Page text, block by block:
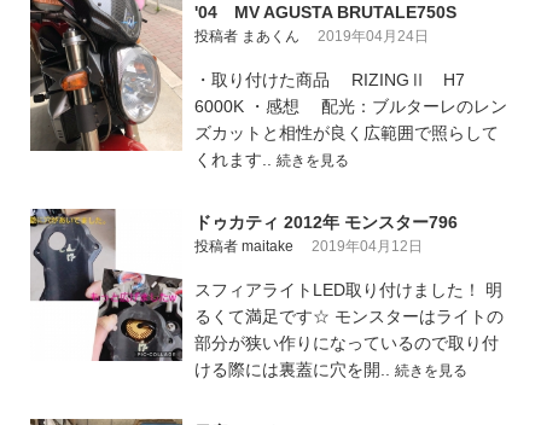
'04 MV AGUSTA BRUTALE750S
投稿者 まあくん 2019年04月24日
・取り付けた商品 RIZINGⅡ H7
6000K ・感想 配光：ブルターレのレン
ズカットと相性が良く広範囲で照らして
くれます.. 続きを見る
ドゥカティ 2012年 モンスター796
投稿者 maitake 2019年04月12日
スフィアライトLED取り付けました！ 明
るくて満足です☆ モンスターはライトの
部分が狭い作りになっているので取り付
ける際には裏蓋に穴を開.. 続きを見る